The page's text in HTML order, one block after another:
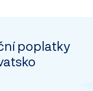
poplatky